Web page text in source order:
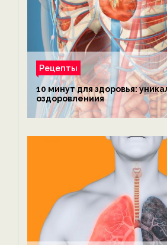
Рецепты
10 минут для здоровья:
оздоровлениия